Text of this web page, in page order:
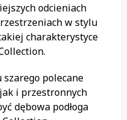
odcieniach
w stylu
charakterystyce
szarego polecane
i przestronnych
dębowa podłoga